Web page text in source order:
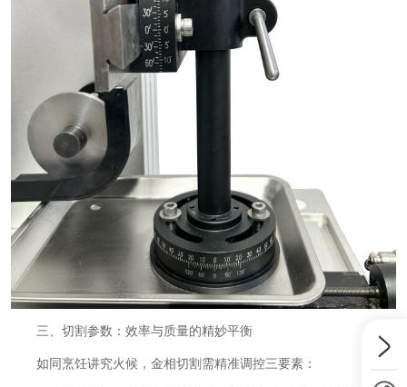
三、切割参数：效率与质量的精妙平衡
如同烹饪讲究火候，金相切割需精准调控三要素：